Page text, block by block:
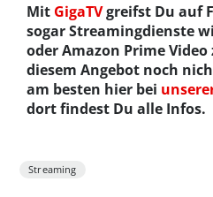
Mit GigaTVgreifst Du auf
sogar Streamingdienste
oder Amazon Prime Video
diesem Angebot noch
am besten hier bei
dort findest Du alle Infos.
Streaming